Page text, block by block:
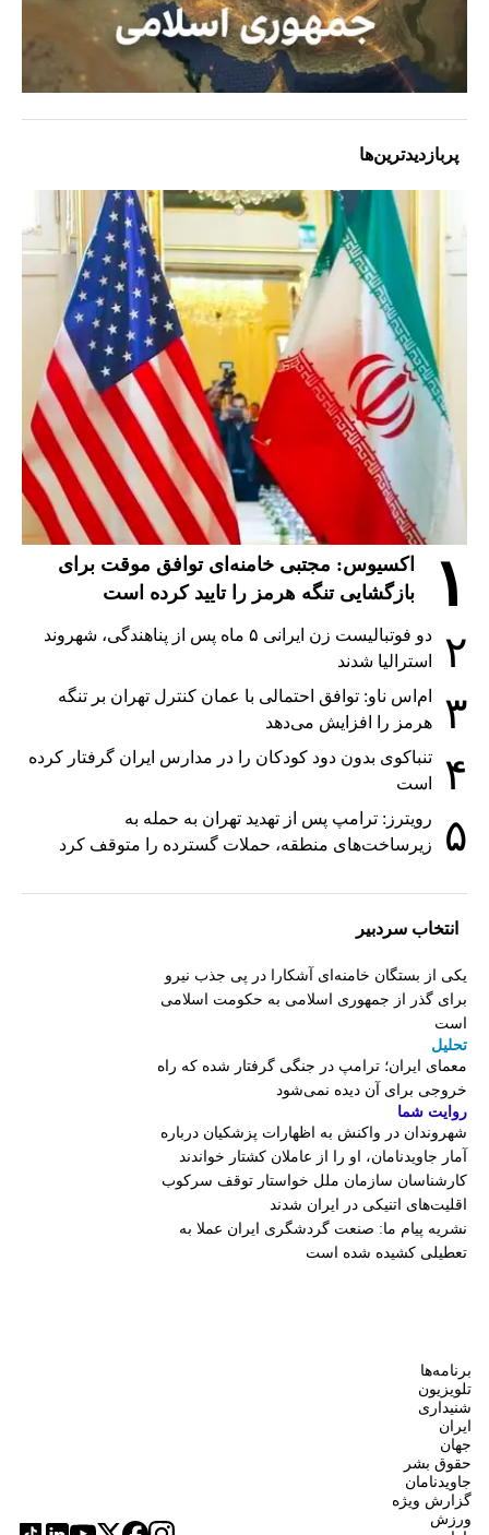
پربازدیدترین‌ها
۱
اکسیوس: مجتبی خامنه‌ای توافق موقت برای
بازگشایی تنگه هرمز را تایید کرده است
۲
دو فوتبالیست زن ایرانی ۵ ماه پس از پناهندگی، شهروند
استرالیا شدند
۳
ام‌اس ناو: توافق احتمالی با عمان کنترل تهران بر تنگه
هرمز را افزایش می‌دهد
۴
تنباکوی بدون دود کودکان را در مدارس ایران گرفتار کرده
است
۵
رویترز: ترامپ پس از تهدید تهران به حمله به
زیرساخت‌های منطقه، حملات گسترده را متوقف کرد
انتخاب سردبیر
یکی از بستگان خامنه‌ای آشکارا در پی جذب نیرو
برای گذر از جمهوری اسلامی به حکومت اسلامی
است
تحلیل
معمای ایران؛ ترامپ در جنگی گرفتار شده که راه
خروجی برای آن دیده نمی‌شود
روایت شما
شهروندان در واکنش به اظهارات پزشکیان درباره
آمار جاویدنامان، او را از عاملان کشتار خواندند
کارشناسان سازمان ملل خواستار توقف سرکوب
اقلیت‌های اتنیکی در ایران شدند
نشریه پیام ما: صنعت گردشگری ایران عملا به
تعطیلی کشیده شده است
برنامه‌ها
تلویزیون
شنیداری
ایران
جهان
حقوق بشر
جاویدنامان
گزارش ویژه
ورزش